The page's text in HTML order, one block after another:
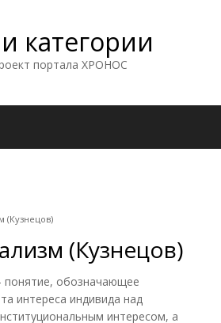
категории
портала ХРОНОС
(Кузнецов)
(Кузнецов)
обозначающее
интереса индивида над
интересом, а